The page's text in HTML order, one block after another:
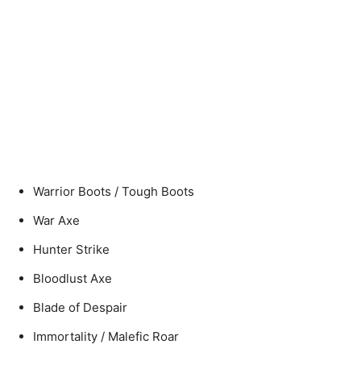
Warrior Boots / Tough Boots
War Axe
Hunter Strike
Bloodlust Axe
Blade of Despair
Immortality / Malefic Roar